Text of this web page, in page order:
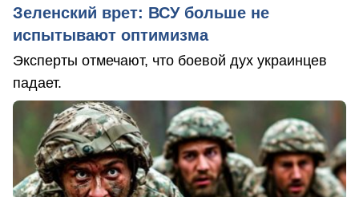
Зеленский врет: ВСУ больше не
испытывают оптимизма
Эксперты отмечают, что боевой дух украинцев
падает.